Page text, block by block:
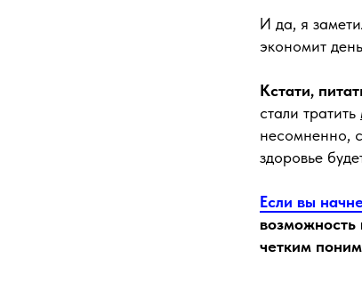
И да, я
экономит
Кстати,
стали тратить
несомненно,
здоровье
Если вы
четким